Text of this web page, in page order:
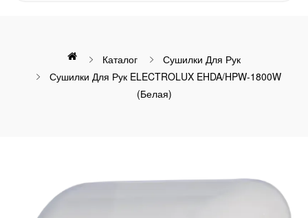
Каталог
Сушилки Для Рук
Сушилки Для Рук ELECTROLUX EHDA/HPW-1800W
(белая)